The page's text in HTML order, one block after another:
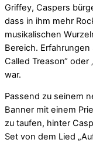
Griffey, Caspers
dass in ihm mehr
musikalischen
Bereich.
Called Treason“
war.
Passend zu seinem
Banner mit einem
zu taufen, hinter
Set von dem Lied